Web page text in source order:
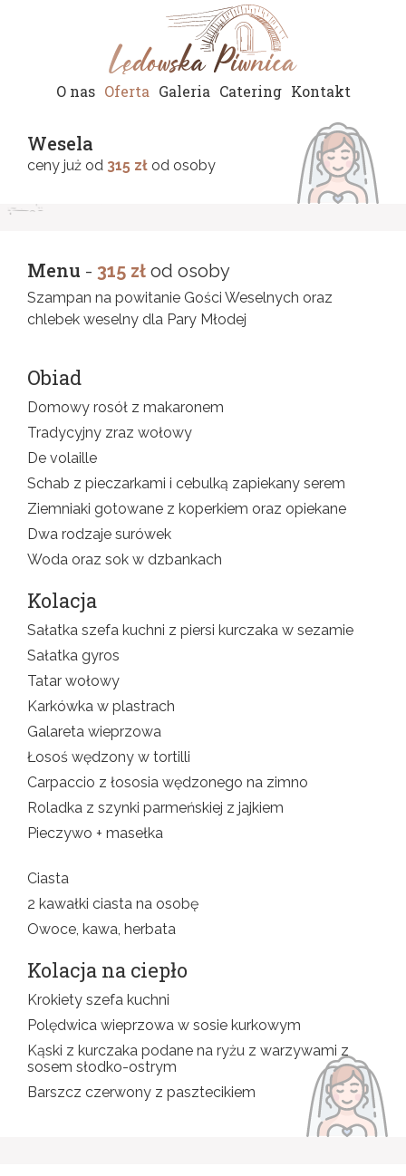
O nas Oferta Galeria Catering Kontakt
Wesela
ceny już od 315 zł od osoby
Menu - 315 zł od osoby
Szampan na powitanie Gości Weselnych oraz
chlebek weselny dla Pary Młodej
Obiad
Domowy rosół z makaronem
Tradycyjny zraz wołowy
De volaille
Schab z pieczarkami i cebulką zapiekany serem
Ziemniaki gotowane z koperkiem oraz opiekane
Dwa rodzaje surówek
Woda oraz sok w dzbankach
Kolacja
Sałatka szefa kuchni z piersi kurczaka w sezamie
Sałatka gyros
Tatar wołowy
Karkówka w plastrach
Galareta wieprzowa
Łosoś wędzony w tortilli
Carpaccio z łososia wędzonego na zimno
Roladka z szynki parmeńskiej z jajkiem
Pieczywo + masełka
Ciasta
2 kawałki ciasta na osobę
Owoce, kawa, herbata
Kolacja na ciepło
Krokiety szefa kuchni
Polędwica wieprzowa w sosie kurkowym
Kąski z kurczaka podane na ryżu z warzywami z
sosem słodko-ostrym
Barszcz czerwony z pasztecikiem